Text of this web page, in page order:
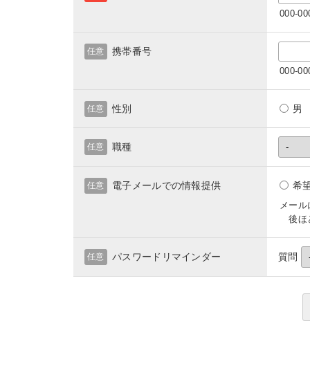
000-
携帯番号
任意
000-
性別
任意
職種
任意
電子メールでの情報提供
任意 希
メー
後ほ
パスワードリマインダー
任意 質問